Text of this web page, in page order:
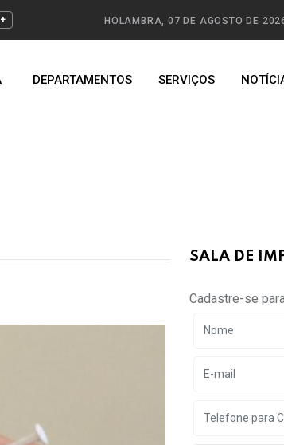
HOLAMBRA, 07 DE AGOSTO DE
DEPARTAMENTOS SERVIÇOS
SALA DE
Cadastre-se